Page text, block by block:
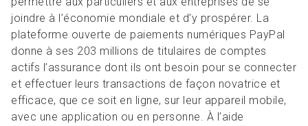
joindre à l’économie mondiale et d’y prospérer. La
plateforme ouverte de paiements numériques PayPal
donne à ses 203 millions de titulaires de comptes
actifs l’assurance dont ils ont besoin pour se connecter
et effectuer leurs transactions de façon novatrice et
efficace, que ce soit en ligne, sur leur appareil mobile,
avec une application ou en personne. À l’aide